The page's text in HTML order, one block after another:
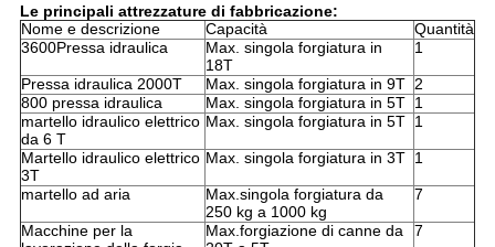
Le principali attrezzature di fabbricazione:
Nome e descrizione
Capacità
Quantità
3600Pressa idraulica
Max. singola forgiatura in
18T
1
Pressa idraulica 2000T Max. singola forgiatura in 9T 2
800 pressa idraulica
Max. singola forgiatura in 5T 1
martello idraulico elettrico
da 6 T
Max. singola forgiatura in 5T 1
Martello idraulico elettrico
3T
Max. singola forgiatura in 3T 1
martello ad aria
Max.singola forgiatura da
250 kg a 1000 kg
7
Macchine per la
Max.forgiazione di canne da
7